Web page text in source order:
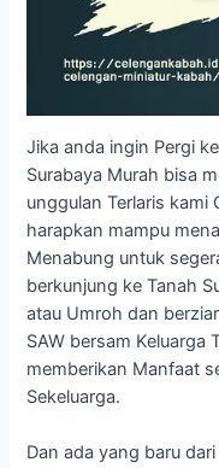
Jika anda ingin Pergi
Surabaya Murah bisa
unggulan Terlaris kami
harapkan mampu
Menabung untuk
berkunjung ke Tanah
atau Umroh dan
SAW bersam Keluarga
memberikan Manfaat
Sekeluarga.
Dan ada yang baru dari